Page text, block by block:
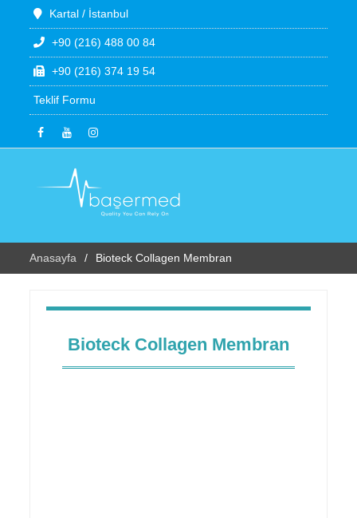
Kartal / İstanbul
+90 (216) 488 00 84
+90 (216) 374 19 54
Teklif Formu
Anasayfa Bioteck Collagen Membran
Bioteck Collagen Membran